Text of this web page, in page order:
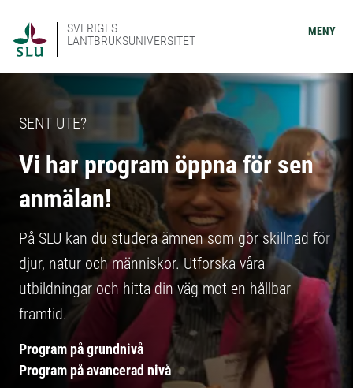
SVERIGES
LANTBRUKSUNIVERSITET
MENY
SENT UTE?
Vi har program öppna för sen
anmälan!
På SLU kan du studera ämnen som gör skillnad för
djur, natur och människor. Utforska våra
utbildningar och hitta din väg mot en hållbar
framtid.
Program på grundnivå
Program på avancerad nivå